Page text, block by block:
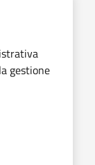
gestione